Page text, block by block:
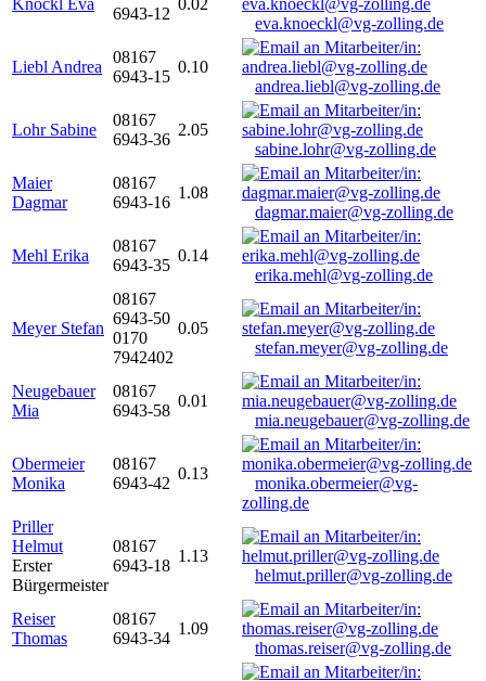
Knöckl Eva
6943-12
0.02
eva.knoeckl@vg-zolling.de
Liebl Andrea
08167
6943-15
0.10
andrea.liebl@vg-zolling.de
Lohr Sabine
08167
6943-36
2.05
sabine.lohr@vg-zolling.de
Maier
Dagmar
08167
6943-16
1.08
dagmar.maier@vg-zolling.de
Mehl Erika
08167
6943-35
0.14
erika.mehl@vg-zolling.de
Meyer Stefan
08167
6943-50
0170
7942402
0.05
stefan.meyer@vg-zolling.de
Neugebauer
Mia
08167
6943-58
0.01
mia.neugebauer@vg-zolling.de
Obermeier
Monika
08167
6943-42
0.13
monika.obermeier@vg-
zolling.de
Priller
Helmut
Erster
Bürgermeister
08167
6943-18
1.13
helmut.priller@vg-zolling.de
Reiser
Thomas
08167
6943-34
1.09
thomas.reiser@vg-zolling.de